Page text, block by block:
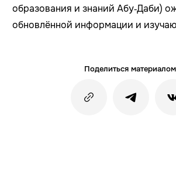
образования и знаний Абу‑Даби)
обновлённой информации и
Поделиться